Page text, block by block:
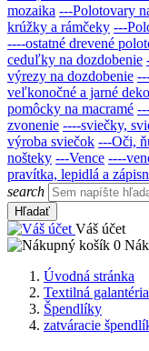
mozaika ---Polotovary
krúžky a rámčeky ---
----ostatné drevené
ceduľky na dozdobenie
výrezy na dozdobenie
veľkonočné a jarné
pomôcky na macramé
zvonenie ----sviečky,
výroba sviečok ---Oči,
nošteky ---Vence ----
pravítka, lepidlá a
search
Hľadať
Váš účet
0
Úvodná stránka
Textilná galantéria
Špendlíky
zatváracie